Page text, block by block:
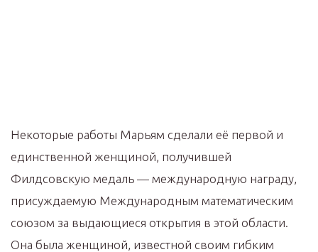
Некоторые работы Марьям сделали её первой и
единственной женщиной, получившей
Филдсовскую медаль — международную награду,
присуждаемую Международным математическим
союзом за выдающиеся открытия в этой области.
Она была женщиной, известной своим гибким